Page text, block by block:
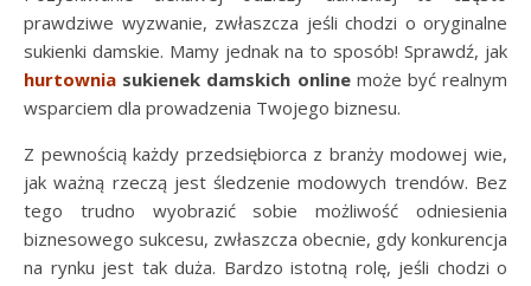
prawdziwe wyzwanie, zwłaszcza jeśli chodzi o oryginalne
sukienki damskie. Mamy jednak na to sposób! Sprawdź, jak
hurtownia sukienek damskich onlinemoże być realnym
wsparciem dla prowadzenia Twojego biznesu.
Z pewnością każdy przedsiębiorca z branży modowej wie,
jak ważną rzeczą jest śledzenie modowych trendów. Bez
tego trudno wyobrazić sobie możliwość odniesienia
biznesowego sukcesu, zwłaszcza obecnie, gdy konkurencja
na rynku jest tak duża. Bardzo istotną rolę, jeśli chodzi o